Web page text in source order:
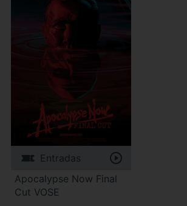
Entradas
Apocalypse Now Final
Cut VOSE